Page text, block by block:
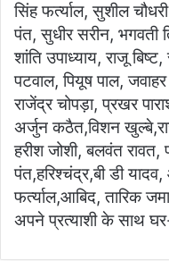
सिंह फर्त्याल, सुशील
पंत, सुधीर सरीन, भगवती
शांति उपाध्याय, राजू
पटवाल, पियूष पाल,
राजेंद्र चोपड़ा, प्रखर
अर्जुन कठैत,विशन
हरीश जोशी, बलवंत रावत,
पंत,हरिश्चंद्र,बी डी
फर्त्याल,आबिद, तारिक
अपने प्रत्याशी के साथ